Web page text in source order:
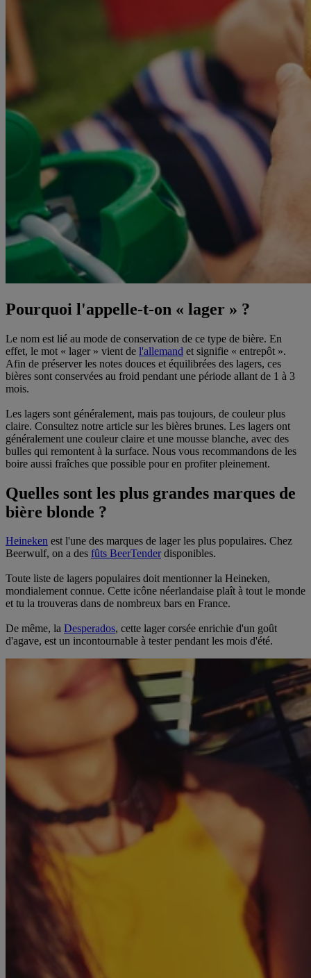
Pourquoi l'appelle-t-on « lager » ?
Le nom est lié au mode de conservation de ce type de bière. En
effet, le mot « lager » vient de l'allemand et signifie « entrepôt ».
Afin de préserver les notes douces et équilibrées des lagers, ces
bières sont conservées au froid pendant une période allant de 1 à 3
mois.
Les lagers sont généralement, mais pas toujours, de couleur plus
claire. Consultez notre article sur les bières brunes. Les lagers ont
généralement une couleur claire et une mousse blanche, avec des
bulles qui remontent à la surface. Nous vous recommandons de les
boire aussi fraîches que possible pour en profiter pleinement.
Quelles sont les plus grandes marques de
bière blonde ?
Heineken est l'une des marques de lager les plus populaires. Chez
Beerwulf, on a des fûts BeerTenderdisponibles.
Toute liste de lagers populaires doit mentionner la Heineken,
mondialement connue. Cette icône néerlandaise plaît à tout le monde
et tu la trouveras dans de nombreux bars en France.
De même, la Desperados, cette lager corsée enrichie d'un goût
d'agave, est un incontournable à tester pendant les mois d'été.